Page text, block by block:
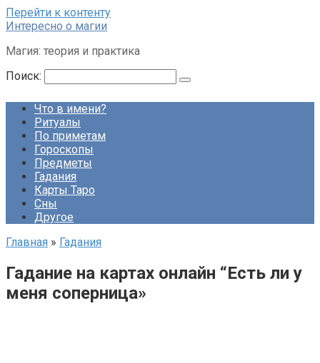
Перейти к контенту
Интересно о магии
Магия: теория и практика
Поиск:
Что в имени?
Ритуалы
По приметам
Гороскопы
Предметы
Гадания
Карты Таро
Сны
Другое
Главная » Гадания
Гадание на картах онлайн “Есть ли у
меня соперница»